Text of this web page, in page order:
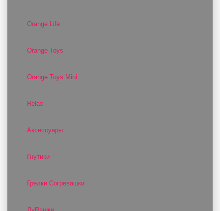
Orange Life
Orange Toys
Orange Toys Mini
Relax
Аксессуары
Гнутики
Грелки Согревашки